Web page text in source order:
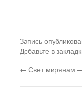
Запись
Добавьте в
← Свет мирянам